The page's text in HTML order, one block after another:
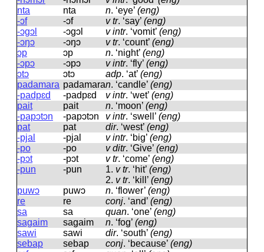
nta
nta n. ‘eye’ (eng)
-ɔf
-ɔf v tr. ‘say’ (eng)
-ɔgɔl
-ɔɡɔl v intr. ‘vomit’ (eng)
-ɔŋɔ
-ɔŋɔ v tr. ‘count’ (eng)
ɔp
ɔp n. ‘night’ (eng)
-ɔpɔ
-ɔpɔ v intr. ‘fly’ (eng)
ɔtɔ
ɔtɔ adp. ‘at’ (eng)
padamara padamaran. ‘candle’ (eng)
-padpɛd
-padpɛd v intr. ‘wet’ (eng)
pait
pait n. ‘moon’ (eng)
-papɔtɔn
-papɔtɔn v intr. ‘swell’ (eng)
pat
pat dir. ‘west’ (eng)
-pjal
-pjal v intr. ‘big’ (eng)
-po
-po v ditr. ‘Give’ (eng)
-pɔt
-pɔt v tr. ‘come’ (eng)
-pun
-pun 1. v tr. ‘hit’ (eng)
2. v tr. ‘kill’ (eng)
puwɔ
puwɔ n. ‘flower’ (eng)
re
re conj. ‘and’ (eng)
sa
sa quan. ‘one’ (eng)
sagaim
saɡaim n. ‘fog’ (eng)
sawi
sawi dir. ‘south’ (eng)
sebap
sebap conj. ‘because’ (eng)